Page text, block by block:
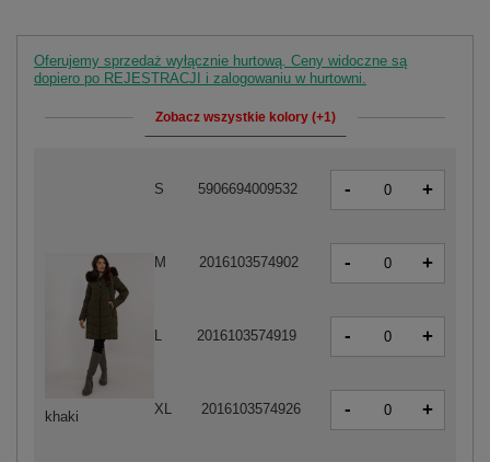
Oferujemy sprzedaż wyłącznie hurtową. Ceny widoczne są
dopiero po REJESTRACJI i zalogowaniu w hurtowni.
Zobacz wszystkie kolory (+1)
khaki
S 5906694009532 - +
M 2016103574902 - +
L 2016103574919 - +
XL 2016103574926 - +